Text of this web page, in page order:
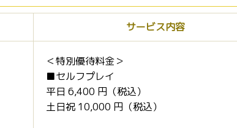
サービス内容
＜特別優待料金＞
■セルフプレイ
平日 6,400 円（税込）
土日祝 10,000 円（税込）